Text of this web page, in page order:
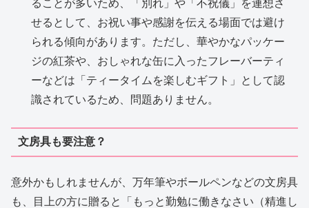
ることが多いため、「別れ」や「不祝儀」を連想さ
せるとして、お祝い事や感謝を伝える場面では避け
られる傾向があります。ただし、華やかなパッケー
ジの紅茶や、おしゃれな缶に入ったフレーバーティ
ーなどは「ティータイムを楽しむギフト」として認
識されているため、問題ありません。
文房具も要注意？
意外かもしれませんが、万年筆やボールペンなどの文房具
も、目上の方に贈ると「もっと勤勉に働きなさい（精進し